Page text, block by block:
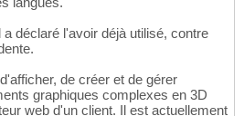
déclaré l'avoir déjà utilisé, contre
de créer et de gérer
graphiques complexes en 3D
web d'un client. Il est actuellement